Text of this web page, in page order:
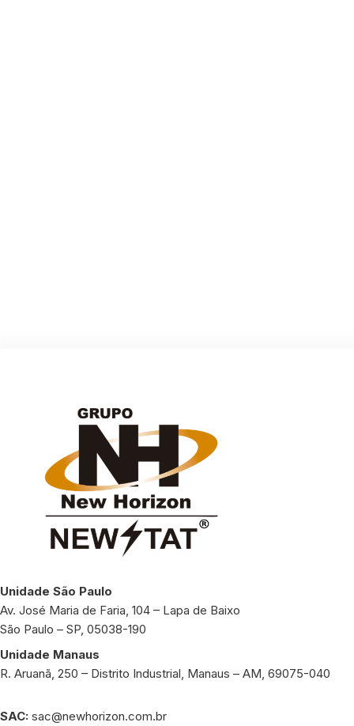
Unidade São Paulo
Av. José Maria de Faria, 104 – Lapa de Baixo
São Paulo – SP, 05038-190
Unidade Manaus
R. Aruanã, 250 – Distrito Industrial, Manaus – AM, 69075-040
SAC: sac@newhorizon.com.br